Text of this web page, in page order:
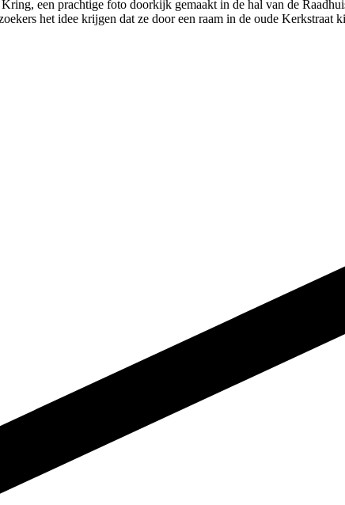
een prachtige foto doorkijk gemaakt in de hal van de
het idee krijgen dat ze door een raam in de oude